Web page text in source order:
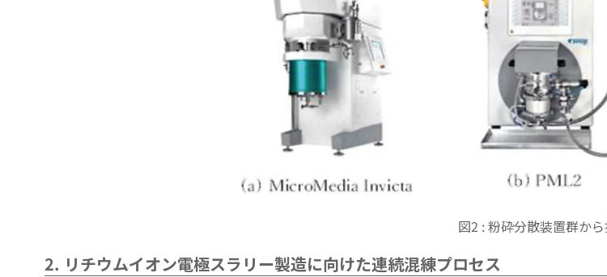
図2 : 粉砕分散装置群か
2. リチウムイオン電極スラリー製造に向けた連続混練プロセス